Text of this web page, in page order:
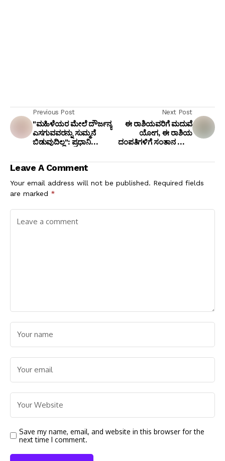
Previous Post
"ಮಹಿಳೆಯರ ಮೇಲೆ ದೌರ್ಜನ್ಯ
ಎಸಗುವವರನ್ನು ಸುಮ್ಮನೆ
ಬಿಡುವುದಿಲ್ಲ": ಪ್ರಧಾನಿ
Next Post
ಈ ರಾಶಿಯವರಿಗೆ ಮದುವೆ
ಯೋಗ, ಈ ರಾಶಿಯ
ದಂಪತಿಗಳಿಗೆ ಸಂತಾನ ಭಾಗ್ಯ,
ಪ್ರಾಪ್ತಿ
Leave A Comment
Your email address will not be published. Required fields
are marked *
Save my name, email, and website in this browser for the
next time I comment.